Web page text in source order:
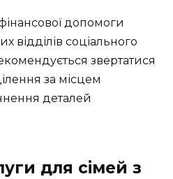
допомоги
відділів соціального
звертатися
за місцем
деталей
для сімей з